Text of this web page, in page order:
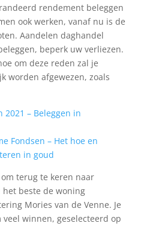
rendement beleggen
ook werken, vanaf nu is de
Aandelen daghandel
beperk uw verliezen.
om deze reden zal je
worden afgewezen, zoals
2021 – Beleggen in
Fondsen – Het hoe en
in goud
terug te keren naar
beste de woning
Mories van de Venne. Je
winnen, geselecteerd op